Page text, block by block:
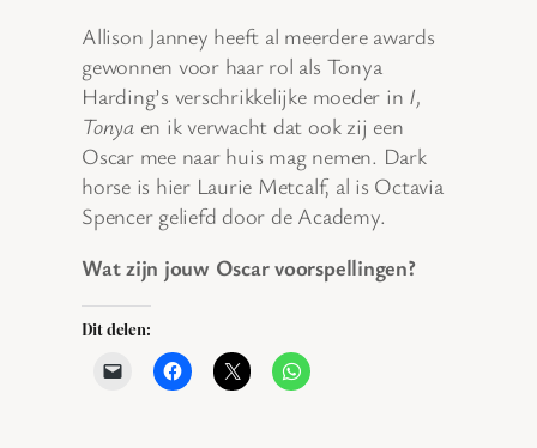
Allison Janney heeft al meerdere awards
gewonnen voor haar rol als Tonya
Harding’s verschrikkelijke moeder in I,
Tonyaen ik verwacht dat ook zij een
Oscar mee naar huis mag nemen. Dark
horse is hier Laurie Metcalf, al is Octavia
Spencer geliefd door de Academy.
Wat zijn jouw Oscar voorspellingen?
Dit delen: